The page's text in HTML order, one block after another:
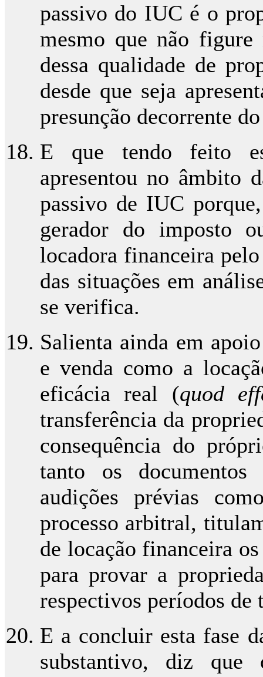
passivo do IUC é o
mesmo que não
dessa qualidade de
desde que seja
presunção decorrente
E que tendo feito
apresentou no âmbito
passivo de IUC
gerador do imposto
locadora financeira
das situações em
se verifica.
Salienta ainda em
e venda como a
eficácia real (quod
transferência da
consequência do
tanto os
audições prévias
processo arbitral,
de locação financeira
para provar a
respectivos períodos de
E a concluir esta fase
substantivo, diz que